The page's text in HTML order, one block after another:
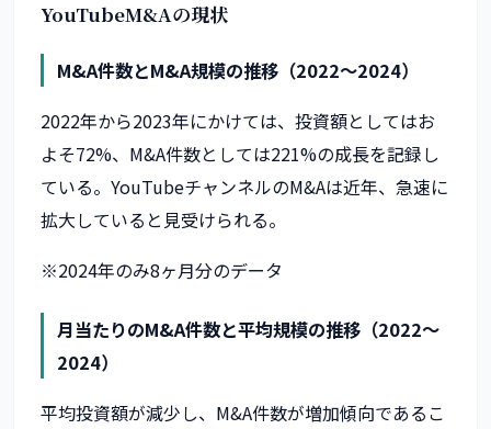
YouTubeM&Aの現状
M&A件数とM&A規模の推移（2022〜2024）
2022年から2023年にかけては、投資額としてはお
よそ72%、M&A件数としては221%の成長を記録し
ている。YouTubeチャンネルのM&Aは近年、急速に
拡大していると見受けられる。
※2024年のみ8ヶ月分のデータ
月当たりのM&A件数と平均規模の推移（2022〜
2024）
平均投資額が減少し、M&A件数が増加傾向であるこ